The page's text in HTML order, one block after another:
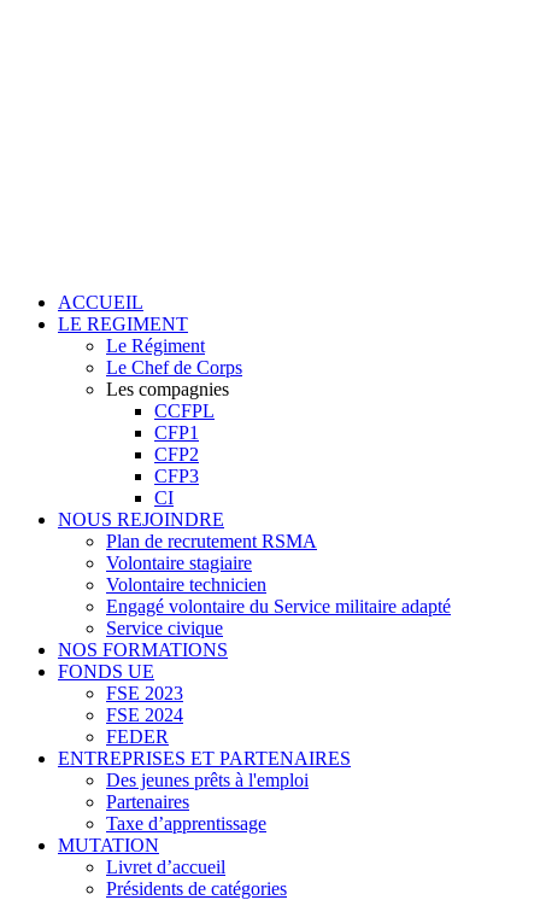
ACCUEIL
LE REGIMENT
Le Régiment
Le Chef de Corps
Les compagnies
CCFPL
CFP1
CFP2
CFP3
CI
NOUS REJOINDRE
Plan de recrutement RSMA
Volontaire stagiaire
Volontaire technicien
Engagé volontaire du Service militaire adapté
Service civique
NOS FORMATIONS
FONDS UE
FSE 2023
FSE 2024
FEDER
ENTREPRISES ET PARTENAIRES
Des jeunes prêts à l'emploi
Partenaires
Taxe d’apprentissage
MUTATION
Livret d’accueil
Présidents de catégories